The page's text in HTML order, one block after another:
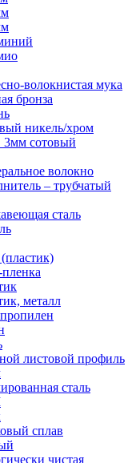
волокнистая мука
бронза
никель/хром
сотовый
волокно
– трубчатый
сталь
металл
листовой профиль
сталь
сплав
чистая